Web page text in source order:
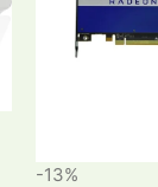
-13%